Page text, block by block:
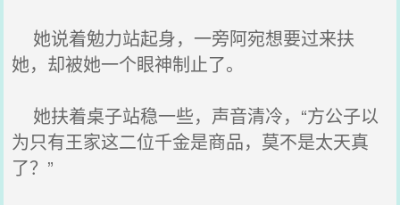
她说着勉力站起身，一旁阿宛想要过来扶
她，却被她一个眼神制止了。
她扶着桌子站稳一些，声音清冷，“方公子以
为只有王家这二位千金是商品，莫不是太天真
了？”